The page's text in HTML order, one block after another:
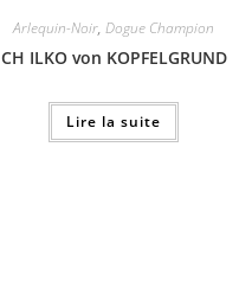
Arlequin-Noir, Dogue Champion
CH ILKO von KOPFELGRUND
Lire la suite